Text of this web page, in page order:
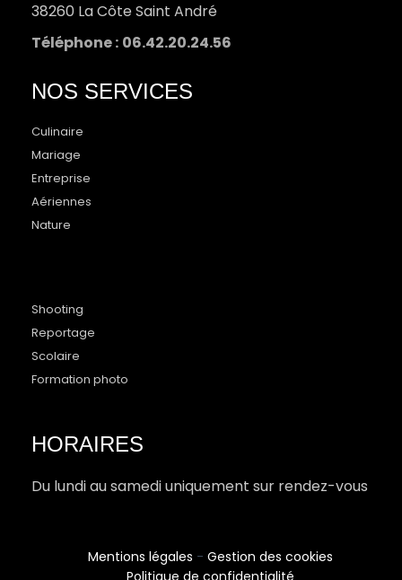
38260 La Côte Saint André
Téléphone : 06.42.20.24.56
NOS SERVICES
Culinaire
Mariage
Entreprise
Aériennes
Nature
Shooting
Reportage
Scolaire
Formation photo
HORAIRES
Du lundi au samedi uniquement sur rendez-vous
Mentions légales - Gestion des cookies